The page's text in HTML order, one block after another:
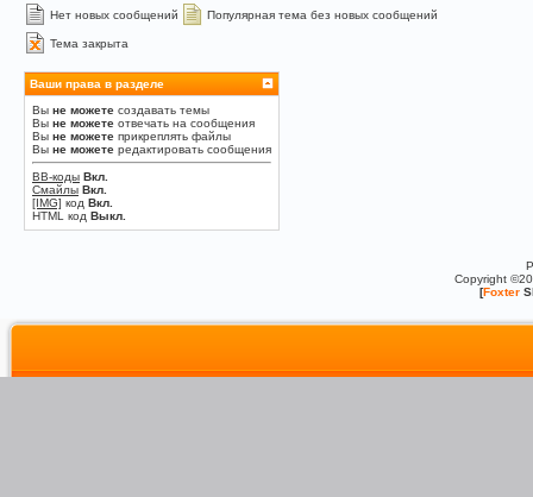
Нет новых сообщений Популярная тема без новых сообщений
Тема закрыта
Ваши права в разделе
Вы не можете создавать темы
Вы не можете отвечать на сообщения
Вы не можете прикреплять файлы
Вы не можете редактировать сообщения
BB-коды Вкл.
Смайлы Вкл.
[IMG] код Вкл.
HTML код Выкл.
Copyright
[Foxter